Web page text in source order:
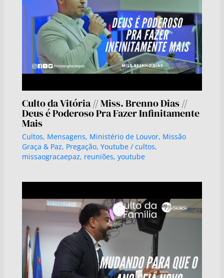
Culto da Vitória // Miss. Brenno Dias //
Deus é Poderoso Pra Fazer Infinitamente
Mais
Cultos, Mensagens, Ministério de Louvor, Missão
Graça & Paz, Pregação,Youtube /cultos,
missaogracaepaz, reuniões,youtube